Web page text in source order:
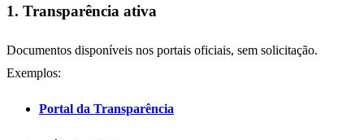
1. Transparência ativa
Documentos disponíveis nos portais oficiais, sem solicitação.
Exemplos:
Portal da Transparência